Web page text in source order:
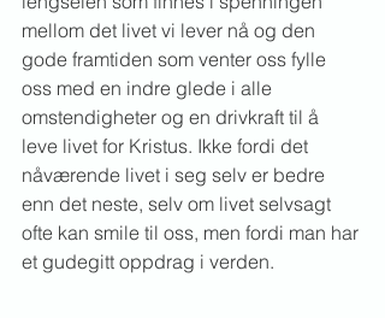
mellom det livet vi lever nå og den
gode framtiden som venter oss fylle
oss med en indre glede i alle
omstendigheter og en drivkraft til å
leve livet for Kristus. Ikke fordi det
nåværende livet i seg selv er bedre
enn det neste, selv om livet selvsagt
ofte kan smile til oss, men fordi man har
et gudegitt oppdrag i verden.